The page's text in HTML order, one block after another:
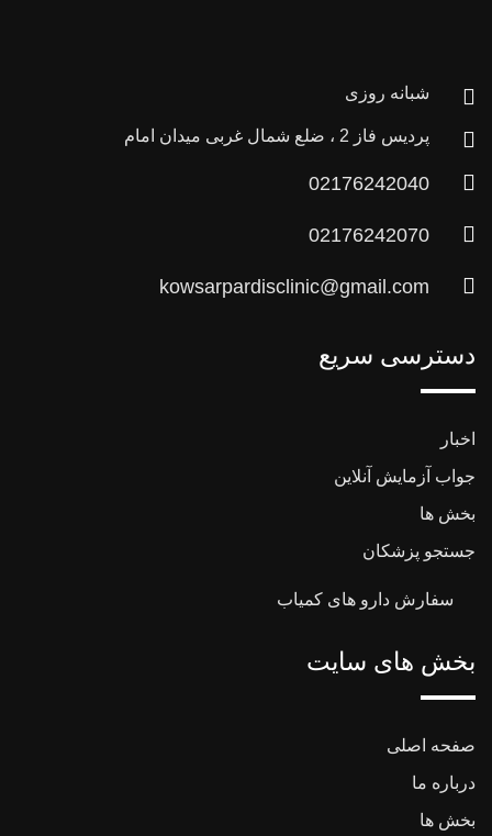
شبانه روزی
پردیس فاز 2 ، ضلع شمال غربی میدان امام
02176242040
02176242070
kowsarpardisclinic@gmail.com
دسترسی سریع
اخبار
جواب آزمایش آنلاین
بخش ها
جستجو پزشکان
سفارش دارو های کمیاب
بخش های سایت
صفحه اصلی
درباره ما
بخش ها